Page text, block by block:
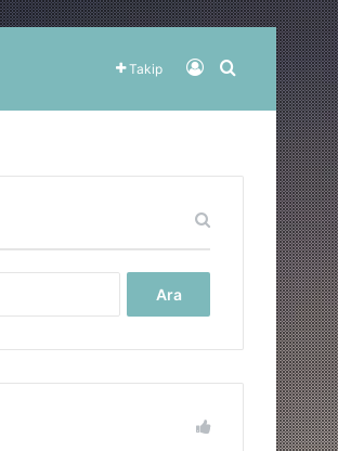
Takip Kayıt OlArama yap